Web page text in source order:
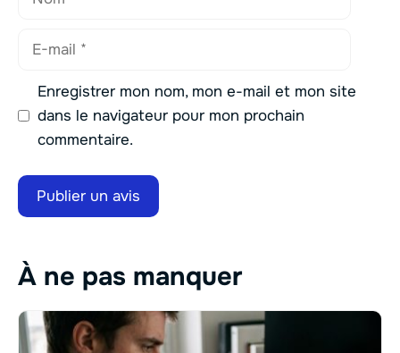
Enregistrer mon nom, mon e-mail et mon site
dans le navigateur pour mon prochain
commentaire.
À ne pas manquer